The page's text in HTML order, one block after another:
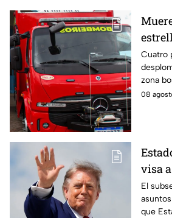
Cuatro
zona
08
visa
El
que